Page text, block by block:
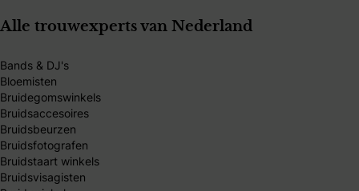
Alle trouwexperts van Nederland
Bands & DJ's
Bloemisten
Bruidegomswinkels
Bruidsaccesoires
Bruidsbeurzen
Bruidsfotografen
Bruidstaart winkels
Bruidsvisagisten